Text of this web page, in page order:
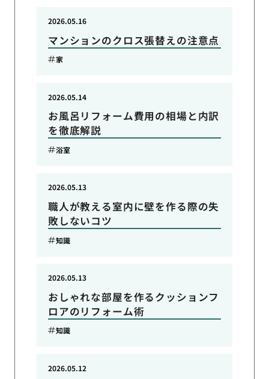
マンションのクロス張替えの注意点
2026.05.16
家
お風呂リフォーム費用の相場と内訳
を徹底解説
2026.05.14
浴室
職人が教える室内に壁を作る際の失
敗しないコツ
2026.05.13
知識
おしゃれな部屋を作るクッションフ
ロアのリフォーム術
2026.05.13
知識
2026.05.12